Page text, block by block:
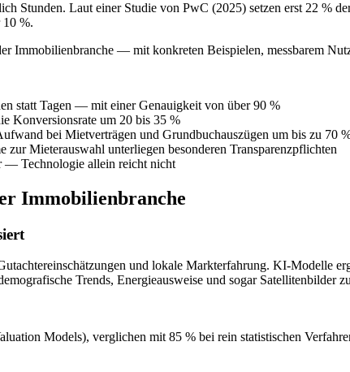
Stunden. Laut einer Studie von PwC (2025) setzen erst 22 %
%.
Immobilienbranche — mit konkreten Beispielen, messbarem
statt Tagen — mit einer Genauigkeit von über 90 %
Konversionsrate um 20 bis 35 %
bei Mietverträgen und Grundbuchauszügen um bis zu 70
Mieterauswahl unterliegen besonderen Transparenzpflichten
— Technologie allein reicht nicht
Immobilienbranche
und lokale Markterfahrung. KI-Modelle
Trends, Energieausweise und sogar Satellitenbilder
Models), verglichen mit 85 % bei rein statistischen